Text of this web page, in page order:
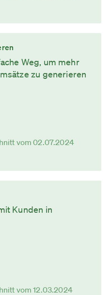
Weg, um mehr
zu generieren
vom 02.07.2024
Kunden in
vom 12.03.2024